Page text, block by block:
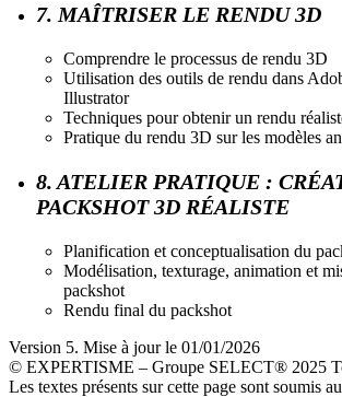
7. MAÎTRISER LE RENDU 3D
Comprendre le processus de rendu 3D
Utilisation des outils de rendu dans
Illustrator
Techniques pour obtenir un rendu
Pratique du rendu 3D sur les modèles
8. ATELIER PRATIQUE :
PACKSHOT 3D RÉALISTE
Planification et conceptualisation du
Modélisation, texturage, animation et
packshot
Rendu final du packshot
Version 5. Mise à jour le 01/01/2026
© EXPERTISME – Groupe SELECT® 2025
Les textes présents sur cette page sont soumis